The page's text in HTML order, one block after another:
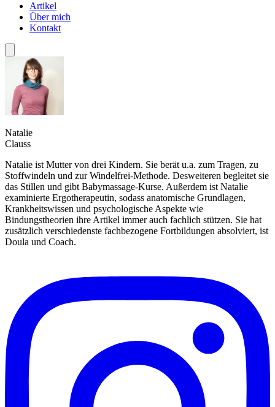
Artikel
Über mich
Kontakt
Natalie
Clauss
Natalie ist Mutter von drei Kindern. Sie berät u.a. zum Tragen, zu
Stoffwindeln und zur Windelfrei-Methode. Desweiteren begleitet sie
das Stillen und gibt Babymassage-Kurse. Außerdem ist Natalie
examinierte Ergotherapeutin, sodass anatomische Grundlagen,
Krankheitswissen und psychologische Aspekte wie
Bindungstheorien ihre Artikel immer auch fachlich stützen. Sie hat
zusätzlich verschiedenste fachbezogene Fortbildungen absolviert, ist
Doula und Coach.